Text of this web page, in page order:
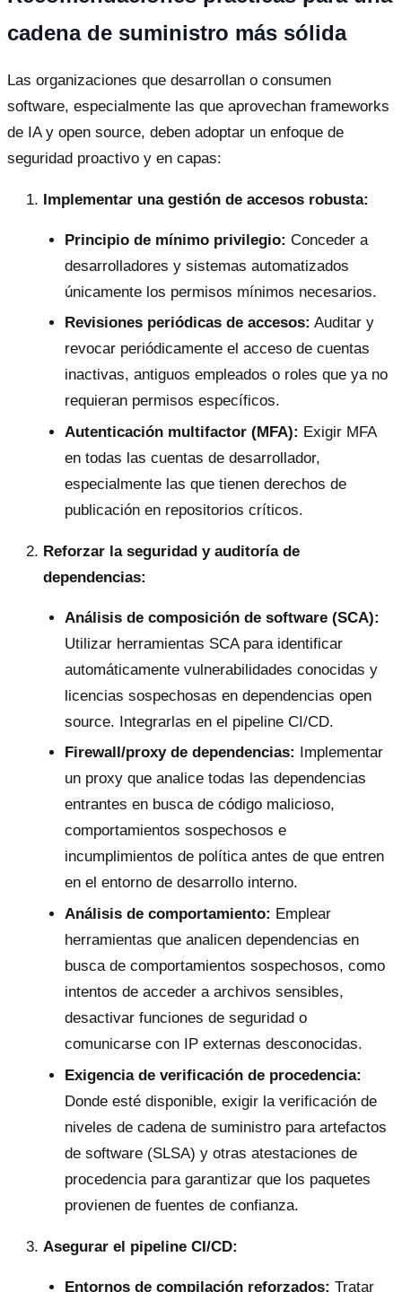
cadena de suministro más sólida
Las organizaciones que desarrollan o consumen
software, especialmente las que aprovechan frameworks
de IA y open source, deben adoptar un enfoque de
seguridad proactivo y en capas:
Implementar una gestión de accesos robusta:
Principio de mínimo privilegio: Conceder a
desarrolladores y sistemas automatizados
únicamente los permisos mínimos necesarios.
Revisiones periódicas de accesos: Auditar y
revocar periódicamente el acceso de cuentas
inactivas, antiguos empleados o roles que ya no
requieran permisos específicos.
Autenticación multifactor (MFA): Exigir MFA
en todas las cuentas de desarrollador,
especialmente las que tienen derechos de
publicación en repositorios críticos.
Reforzar la seguridad y auditoría de
dependencias:
Análisis de composición de software (SCA):
Utilizar herramientas SCA para identificar
automáticamente vulnerabilidades conocidas y
licencias sospechosas en dependencias open
source. Integrarlas en el pipeline CI/CD.
Firewall/proxy de dependencias:
Implementar
un proxy que analice todas las dependencias
entrantes en busca de código malicioso,
comportamientos sospechosos e
incumplimientos de política antes de que entren
en el entorno de desarrollo interno.
Análisis de comportamiento: Emplear
herramientas que analicen dependencias en
busca de comportamientos sospechosos, como
intentos de acceder a archivos sensibles,
desactivar funciones de seguridad o
comunicarse con IP externas desconocidas.
Exigencia de verificación de procedencia:
Donde esté disponible, exigir la verificación de
niveles de cadena de suministro para artefactos
de software (SLSA) y otras atestaciones de
procedencia para garantizar que los paquetes
provienen de fuentes de confianza.
Asegurar el pipeline CI/CD:
Entornos de compilación reforzados: Tratar